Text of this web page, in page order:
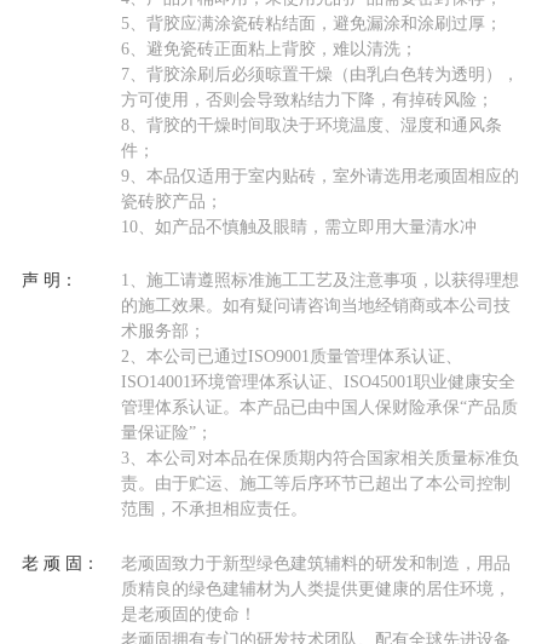
5、背胶应满涂瓷砖粘结面，避免漏涂和涂刷过厚；
6、避免瓷砖正面粘上背胶，难以清洗；
7、背胶涂刷后必须晾置干燥（由乳白色转为透明），
方可使用，否则会导致粘结力下降，有掉砖风险；
8、背胶的干燥时间取决于环境温度、湿度和通风条
件；
9、本品仅适用于室内贴砖，室外请选用老顽固相应的
瓷砖胶产品；
10、如产品不慎触及眼睛，需立即用大量清水冲
声 明：
1、施工请遵照标准施工工艺及注意事项，以获得理想
的施工效果。如有疑问请咨询当地经销商或本公司技
术服务部；
2、本公司已通过ISO9001质量管理体系认证、
ISO14001环境管理体系认证、ISO45001职业健康安全
管理体系认证。本产品已由中国人保财险承保“产品质
量保证险”；
3、本公司对本品在保质期内符合国家相关质量标准负
责。由于贮运、施工等后序环节已超出了本公司控制
范围，不承担相应责任。
老 顽 固：
老顽固致力于新型绿色建筑辅料的研发和制造，用品
质精良的绿色建辅材为人类提供更健康的居住环境，
是老顽固的使命！
老顽固拥有专门的研发技术团队、配有全球先进设备